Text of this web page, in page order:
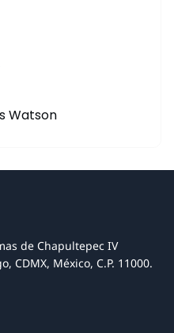
Watson
de Chapultepec IV
CDMX, México, C.P. 11000.